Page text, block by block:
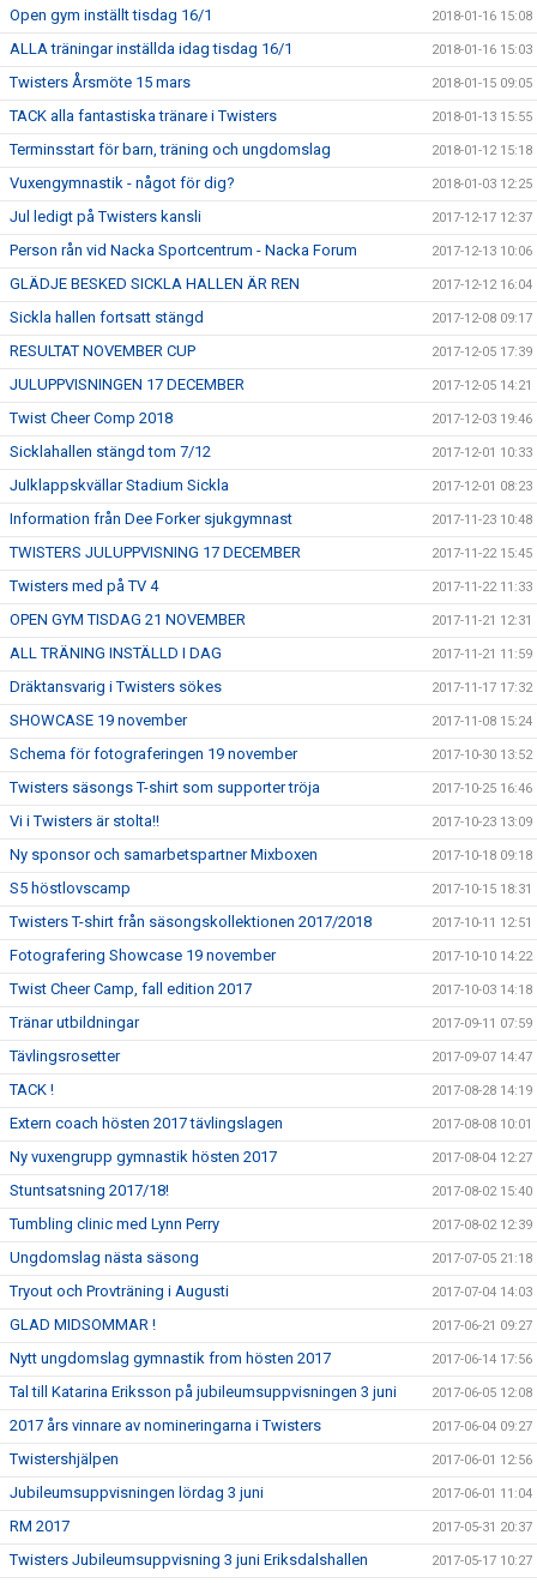
Open gym inställt tisdag 16/1 2018-01-16 15:08
ALLA träningar inställda idag tisdag 16/1 2018-01-16 15:03
Twisters Årsmöte 15 mars 2018-01-15 09:05
TACK alla fantastiska tränare i Twisters 2018-01-13 15:55
Terminsstart för barn, träning och ungdomslag 2018-01-12 15:18
Vuxengymnastik - något för dig? 2018-01-03 12:25
Jul ledigt på Twisters kansli 2017-12-17 12:37
Person rån vid Nacka Sportcentrum - Nacka Forum 2017-12-13 10:06
GLÄDJE BESKED SICKLA HALLEN ÄR REN 2017-12-12 16:04
Sickla hallen fortsatt stängd 2017-12-08 09:17
RESULTAT NOVEMBER CUP 2017-12-05 17:39
JULUPPVISNINGEN 17 DECEMBER 2017-12-05 14:21
Twist Cheer Comp 2018 2017-12-03 19:46
Sicklahallen stängd tom 7/12 2017-12-01 10:33
Julklappskvällar Stadium Sickla 2017-12-01 08:23
Information från Dee Forker sjukgymnast 2017-11-23 10:48
TWISTERS JULUPPVISNING 17 DECEMBER 2017-11-22 15:45
Twisters med på TV 4 2017-11-22 11:33
OPEN GYM TISDAG 21 NOVEMBER 2017-11-21 12:31
ALL TRÄNING INSTÄLLD I DAG 2017-11-21 11:59
Dräktansvarig i Twisters sökes 2017-11-17 17:32
SHOWCASE 19 november 2017-11-08 15:24
Schema för fotograferingen 19 november 2017-10-30 13:52
Twisters säsongs T-shirt som supporter tröja 2017-10-25 16:46
Vi i Twisters är stolta!! 2017-10-23 13:09
Ny sponsor och samarbetspartner Mixboxen 2017-10-18 09:18
S5 höstlovscamp 2017-10-15 18:31
Twisters T-shirt från säsongskollektionen 2017/2018 2017-10-11 12:51
Fotografering Showcase 19 november 2017-10-10 14:22
Twist Cheer Camp, fall edition 2017 2017-10-03 14:18
Tränar utbildningar 2017-09-11 07:59
Tävlingsrosetter 2017-09-07 14:47
TACK ! 2017-08-28 14:19
Extern coach hösten 2017 tävlingslagen 2017-08-08 10:01
Ny vuxengrupp gymnastik hösten 2017 2017-08-04 12:27
Stuntsatsning 2017/18! 2017-08-02 15:40
Tumbling clinic med Lynn Perry 2017-08-02 12:39
Ungdomslag nästa säsong 2017-07-05 21:18
Tryout och Provträning i Augusti 2017-07-04 14:03
GLAD MIDSOMMAR ! 2017-06-21 09:27
Nytt ungdomslag gymnastik from hösten 2017 2017-06-14 17:56
Tal till Katarina Eriksson på jubileumsuppvisningen 3 juni 2017-06-05 12:08
2017 års vinnare av nomineringarna i Twisters 2017-06-04 09:27
Twistershjälpen 2017-06-01 12:56
Jubileumsuppvisningen lördag 3 juni 2017-06-01 11:04
RM 2017 2017-05-31 20:37
Twisters Jubileumsuppvisning 3 juni Eriksdalshallen 2017-05-17 10:27